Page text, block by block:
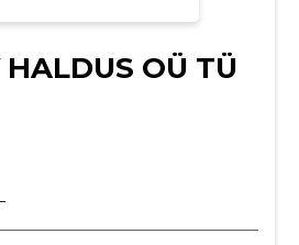
HALDUS OÜ TÜ